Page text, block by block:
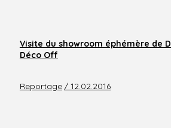
Visite du showroom éphémère de
Déco Off
Reportage / 12.02.2016